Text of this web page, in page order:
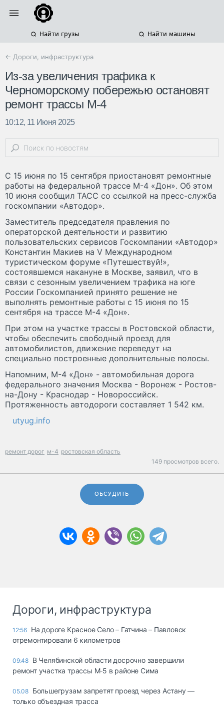
Найти грузы Найти машины
← Дороги, инфраструктура
Из-за увеличения трафика к
Черноморскому побережью остановят
ремонт трассы М-4
10:12, 11 Июня 2025
С 15 июня по 15 сентября приостановят ремонтные
работы на федеральной трассе М-4 «Дон». Об этом
10 июня сообщил ТАСС со ссылкой на пресс-служба
госкомпании «Автодор».
Заместитель председателя правления по
операторской деятельности и развитию
пользовательских сервисов Госкомпании «Автодор»
Константин Макиев на V Международном
туристическом форуме «Путешествуй!»,
состоявшемся накануне в Москве, заявил, что в
связи с сезонным увеличением трафика на юге
России Госкомпанией принято решение не
выполнять ремонтные работы с 15 июня по 15
сентября на трассе М-4 «Дон».
При этом на участке трассы в Ростовской области,
чтобы обеспечить свободный проезд для
автомобилистов, движение переведут на
специально построенные дополнительные полосы.
Напомним, М-4 «Дон» - автомобильная дорога
федерального значения Москва - Воронеж - Ростов-
на-Дону - Краснодар - Новороссийск.
Протяженность автодороги составляет 1 542 км.
utyug.info
ремонт дорог м-4 ростовская область
149 просмотров всего.
ОБСУДИТЬ
Дороги, инфраструктура
12:56 На дороге Красное Село – Гатчина – Павловск
отремонтировали 6 километров
09:48 В Челябинской области досрочно завершили
ремонт участка трассы М‑5 в районе Сима
05.08 Большегрузам запретят проезд через Астану —
только объездная трасса